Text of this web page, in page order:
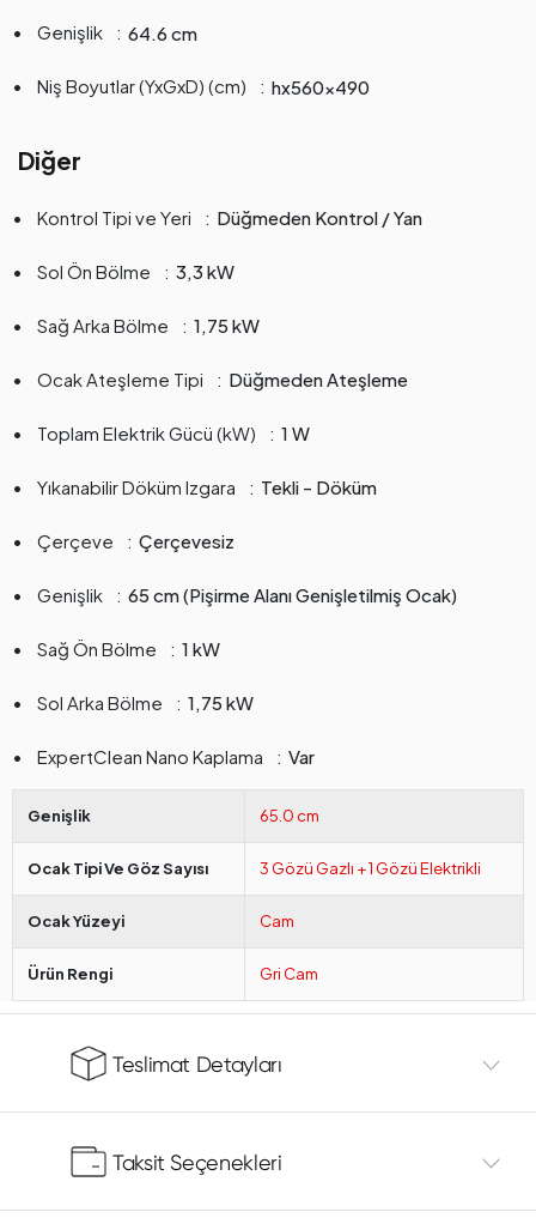
Genişlik 64.6 cm
Niş Boyutlar (YxGxD) (cm) hx560x490
Diğer
Kontrol Tipi ve Yeri Düğmeden Kontrol / Yan
Sol Ön Bölme 3,3 kW
Sağ Arka Bölme 1,75 kW
Ocak Ateşleme Tipi Düğmeden Ateşleme
Toplam Elektrik Gücü (kW) 1 W
Yıkanabilir Döküm Izgara Tekli - Döküm
Çerçeve Çerçevesiz
Genişlik 65 cm (Pişirme Alanı Genişletilmiş Ocak)
Sağ Ön Bölme 1 kW
Sol Arka Bölme 1,75 kW
ExpertClean Nano Kaplama Var
Genişlik 65.0 cm
Ocak Tipi Ve Göz Sayısı 3 Gözü Gazlı + 1 Gözü Elektrikli
Ocak Yüzeyi Cam
Ürün Rengi Gri Cam
Teslimat Detayları
Taksit Seçenekleri